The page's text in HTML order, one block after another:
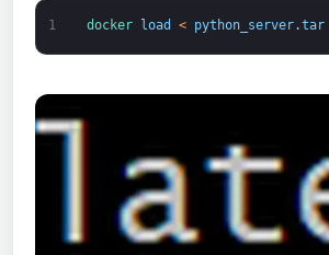
1 docker load < python_server.tar